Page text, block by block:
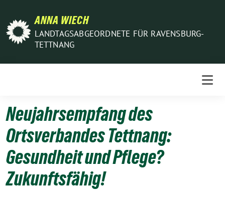
zum
Inhalt
ANNA WIECH
LANDTAGSABGEORDNETE FÜR RAVENSBURG-
TETTNANG
Neujahrsempfang des
Ortsverbandes Tettnang:
Gesundheit und Pflege?
Zukunftsfähig!